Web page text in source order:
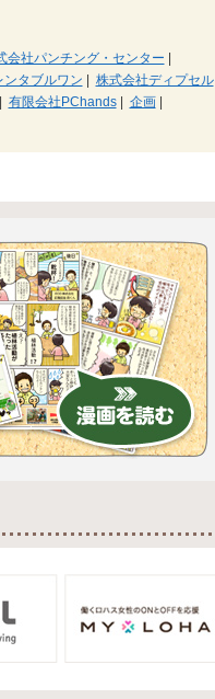
会社パンチング・センター
ンタブルワン 株式会社ディプセル|
有限会社PChands| 企画|